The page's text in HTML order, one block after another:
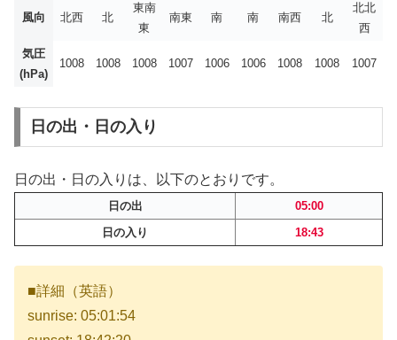
風向 北西 北
東南
東
南東 南 南 南西 北
北北
西
気圧
(hPa)
1008 1008 1008 1007 1006 1006 1008 1008 1007
日の出・日の入り
日の出・日の入りは、以下のとおりです。
日の出
05:00
日の入り
18:43
■詳細（英語）
sunrise: 05:01:54